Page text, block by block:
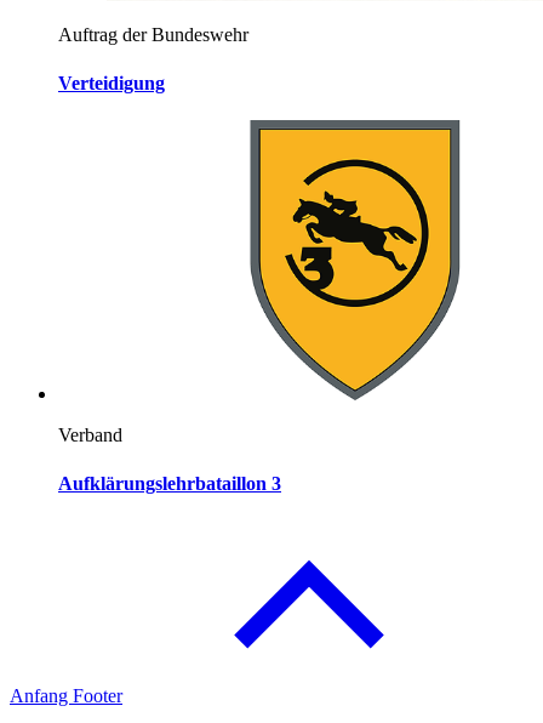
Auftrag der Bundeswehr
Verteidigung
Verband
Aufklärungslehrbataillon 3
Anfang Footer